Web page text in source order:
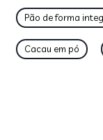
Pão de forma
Cacau em pó